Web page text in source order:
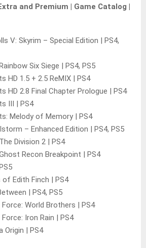
and Premium | Game Catalog |
V: Skyrim – Special Edition | PS4,
Six Siege | PS4, PS5
HD 1.5 + 2.5 ReMIX | PS4
HD 2.8 Final Chapter Prologue | PS4
III | PS4
Melody of Memory | PS4
– Enhanced Edition | PS4, PS5
Division 2 | PS4
Recon Breakpoint | PS4
of Edith Finch | PS4
| PS4, PS5
World Brothers | PS4
Iron Rain | PS4
Origin | PS4